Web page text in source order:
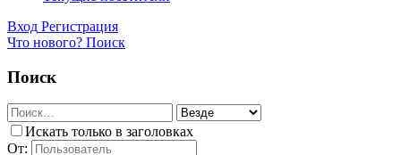
Вход Регистрация
Что нового? Поиск
Поиск
Искать только в заголовках
От: